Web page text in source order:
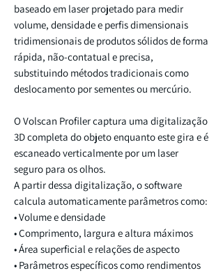
baseado em laser projetado para medir
volume, densidade e perfis dimensionais
tridimensionais de produtos sólidos de forma
rápida, não-contatual e precisa,
substituindo métodos tradicionais como
deslocamento por sementes ou mercúrio.
O Volscan Profiler captura uma digitalização
3D completa do objeto enquanto este gira e é
escaneado verticalmente por um laser
seguro para os olhos.
A partir dessa digitalização, o software
calcula automaticamente parâmetros como:
• Volume e densidade
• Comprimento, largura e altura máximos
• Área superficial e relações de aspecto
• Parâmetros específicos como rendimentos